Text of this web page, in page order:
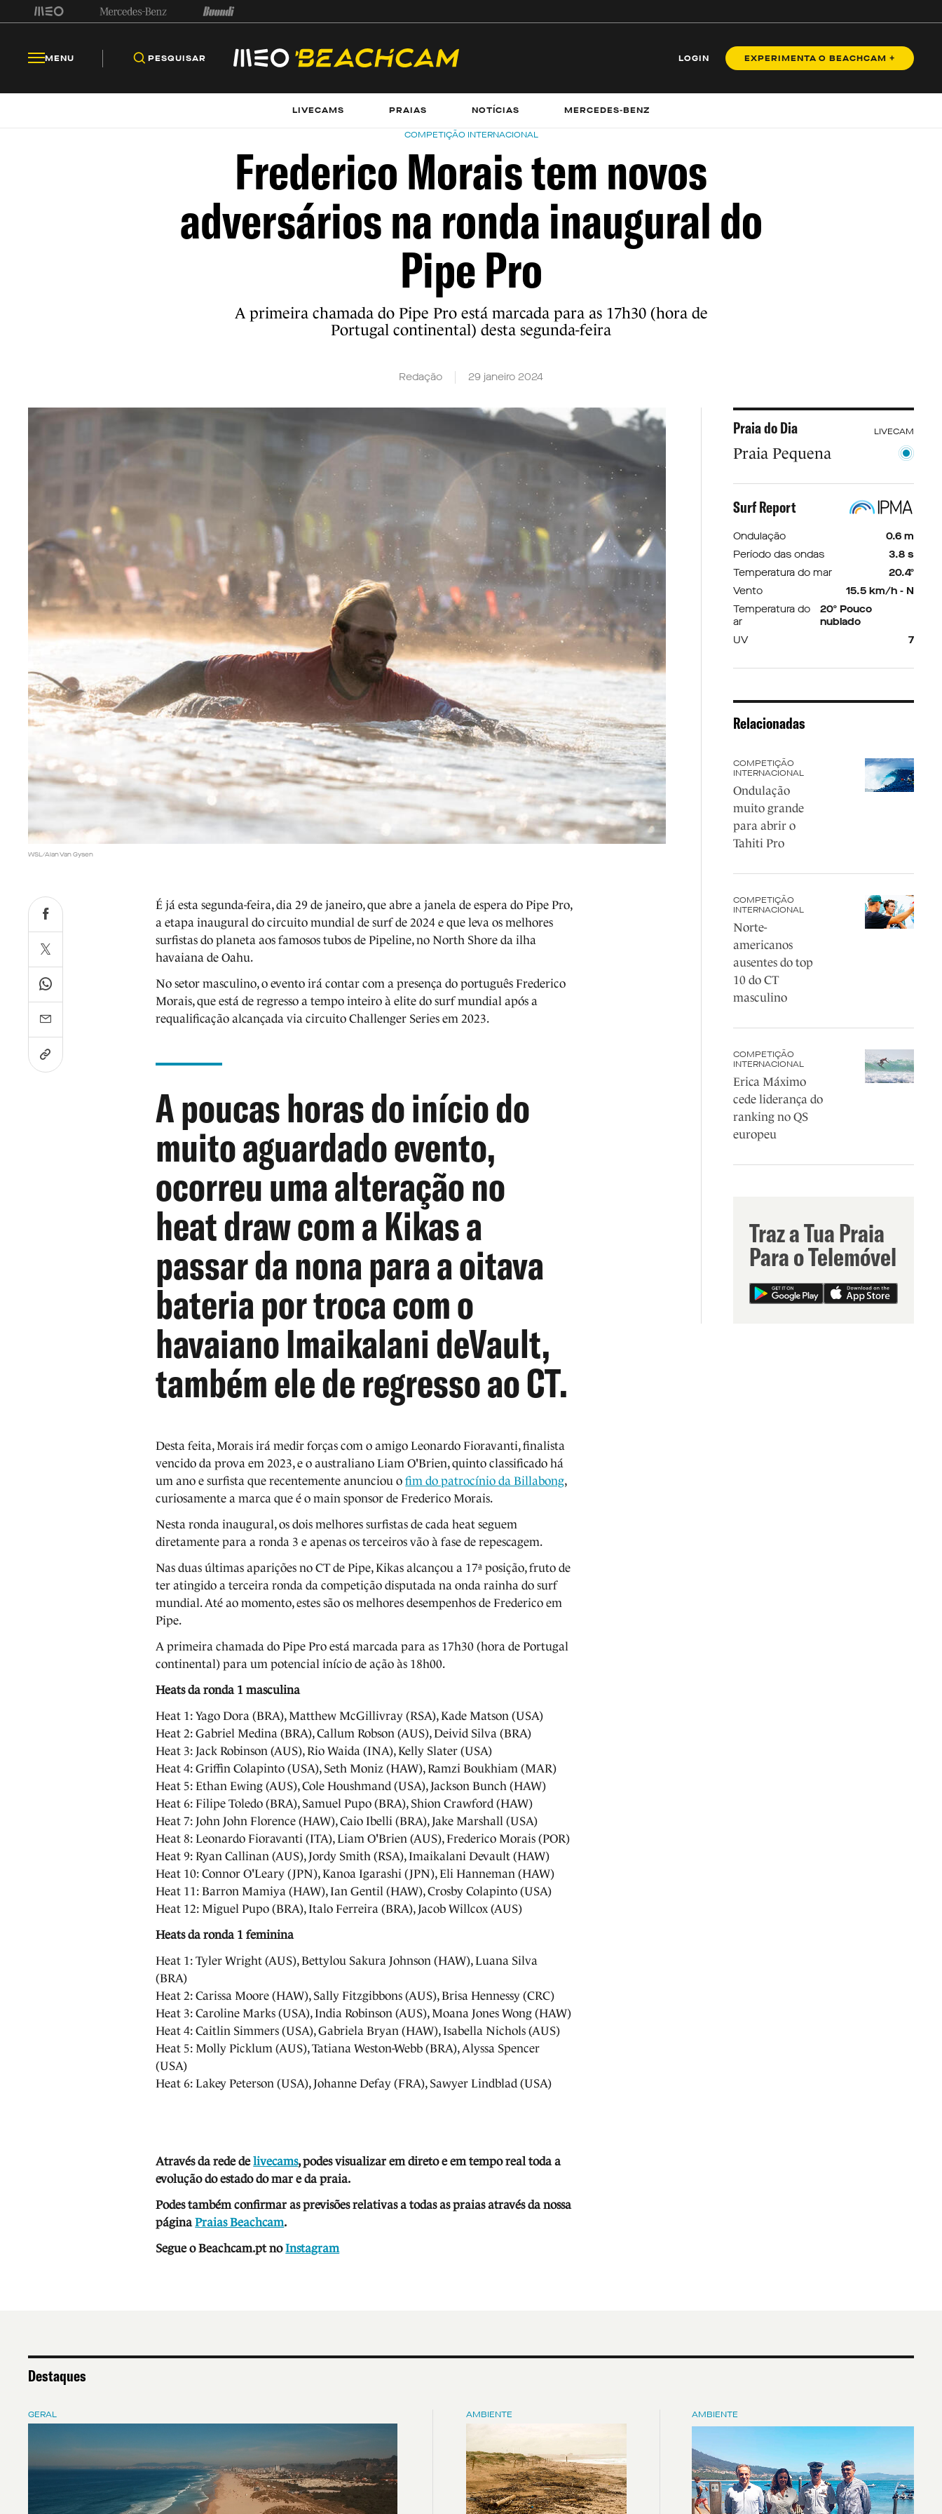
MENU PESQUISAR LOGIN EXPERIMENTA O BEACHCAM +
LIVECAMS PRAIAS NOTÍCIAS MERCEDES-BENZ
COMPETIÇÃO INTERNACIONAL
Frederico Morais tem novos
adversários na ronda inaugural do
Pipe Pro
A primeira chamada do Pipe Pro está marcada para as 17h30 (hora de
Portugal continental) desta segunda-feira
Redação 29 janeiro 2024
WSL/Alan Van Gysen
É já esta segunda-feira, dia 29 de janeiro, que abre a janela de espera do Pipe Pro,
a etapa inaugural do circuito mundial de surf de 2024 e que leva os melhores
surfistas do planeta aos famosos tubos de Pipeline, no North Shore da ilha
havaiana de Oahu.
No setor masculino, o evento irá contar com a presença do português Frederico
Morais, que está de regresso a tempo inteiro à elite do surf mundial após a
requalificação alcançada via circuito Challenger Series em 2023.
A poucas horas do início do
muito aguardado evento,
ocorreu uma alteração no
heat draw com a Kikas a
passar da nona para a oitava
bateria por troca com o
havaiano Imaikalani deVault,
também ele de regresso ao CT.
Desta feita, Morais irá medir forças com o amigo Leonardo Fioravanti, finalista
vencido da prova em 2023, e o australiano Liam O'Brien, quinto classificado há
um ano e surfista que recentemente anunciou ofim do patrocínio da Billabong,
curiosamente a marca que é o main sponsor de Frederico Morais.
Nesta ronda inaugural, os dois melhores surfistas de cada heat seguem
diretamente para a ronda 3 e apenas os terceiros vão à fase de repescagem.
Nas duas últimas aparições no CT de Pipe, Kikas alcançou a 17ª posição, fruto de
ter atingido a terceira ronda da competição disputada na onda rainha do surf
mundial. Até ao momento, estes são os melhores desempenhos de Frederico em
Pipe.
A primeira chamada do Pipe Pro está marcada para as 17h30 (hora de Portugal
continental) para um potencial início de ação às 18h00.
Heats da ronda 1 masculina
Heat 1: Yago Dora (BRA), Matthew McGillivray (RSA), Kade Matson (USA)
Heat 2: Gabriel Medina (BRA), Callum Robson (AUS), Deivid Silva (BRA)
Heat 3: Jack Robinson (AUS), Rio Waida (INA), Kelly Slater (USA)
Heat 4: Griffin Colapinto (USA), Seth Moniz (HAW), Ramzi Boukhiam (MAR)
Heat 5: Ethan Ewing (AUS), Cole Houshmand (USA), Jackson Bunch (HAW)
Heat 6: Filipe Toledo (BRA), Samuel Pupo (BRA), Shion Crawford (HAW)
Heat 7: John John Florence (HAW), Caio Ibelli (BRA), Jake Marshall (USA)
Heat 8: Leonardo Fioravanti (ITA), Liam O'Brien (AUS), Frederico Morais (POR)
Heat 9: Ryan Callinan (AUS), Jordy Smith (RSA), Imaikalani Devault (HAW)
Heat 10: Connor O'Leary (JPN), Kanoa Igarashi (JPN), Eli Hanneman (HAW)
Heat 11: Barron Mamiya (HAW), Ian Gentil (HAW), Crosby Colapinto (USA)
Heat 12: Miguel Pupo (BRA), Italo Ferreira (BRA), Jacob Willcox (AUS)
Heats da ronda 1 feminina
Heat 1: Tyler Wright (AUS), Bettylou Sakura Johnson (HAW), Luana Silva
(BRA)
Heat 2: Carissa Moore (HAW), Sally Fitzgibbons (AUS), Brisa Hennessy (CRC)
Heat 3: Caroline Marks (USA), India Robinson (AUS), Moana Jones Wong (HAW)
Heat 4: Caitlin Simmers (USA), Gabriela Bryan (HAW), Isabella Nichols (AUS)
Heat 5: Molly Picklum (AUS), Tatiana Weston-Webb (BRA), Alyssa Spencer
(USA)
Heat 6: Lakey Peterson (USA), Johanne Defay (FRA), Sawyer Lindblad (USA)
Através da rede delivecams, podes visualizar em direto e em tempo real toda a
evolução do estado do mar e da praia.
Podes também confirmar as previsões relativas a todas as praias através da nossa
páginaPraias Beachcam.
Segue o Beachcam.pt no Instagram
Praia do Dia LIVECAM
Praia Pequena
Surf Report
Ondulação
0.6 m
Período das ondas
3.8 s
Temperatura do mar
20.4º
Vento
15.5 km/h - N
Temperatura do
ar
20º Pouco
nublado
UV
7
Relacionadas
COMPETIÇÃO
INTERNACIONAL
Ondulação
muito grande
para abrir o
Tahiti Pro
COMPETIÇÃO
INTERNACIONAL
Norte-
americanos
ausentes do top
10 do CT
masculino
COMPETIÇÃO
INTERNACIONAL
Erica Máximo
cede liderança do
ranking no QS
europeu
Traz a Tua Praia
Para o Telemóvel
Destaques
GERAL AMBIENTE AMBIENTE